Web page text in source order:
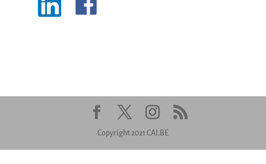
Copyright 2021 CAI.BE